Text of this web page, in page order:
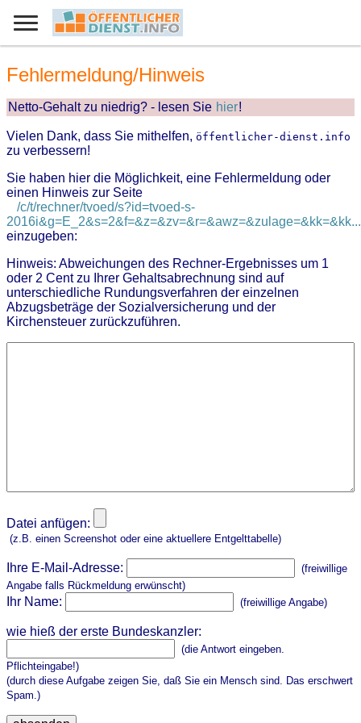
Fehlermeldung/Hinweis
Netto-Gehalt zu niedrig? - lesen Sie hier!
Vielen Dank, dass Sie mithelfen, öffentlicher-dienst.info
zu verbessern!
Sie haben hier die Möglichkeit, eine Fehlermeldung oder
einen Hinweis zur Seite
/c/t/rechner/tvoed/s?id=tvoed-s-
2016i&g=E_2&s=2&f=&z=&zv=&r=&awz=&zulage=&kk=&kk...
einzugeben:
Hinweis: Abweichungen des Rechner-Ergebnisses um 1
oder 2 Cent zu Ihrer Gehaltsabrechnung sind auf
unterschiedliche Rundungsverfahren der einzelnen
Abzugsbeträge der Sozialversicherung und der
Kirchensteuer zurückzuführen.
Datei anfügen:
(z.B. einen Screenshot oder eine aktuellere Entgelttabelle)
Ihre E-Mail-Adresse:
(freiwillige
Angabe falls Rückmeldung erwünscht)
Ihr Name: (freiwillige Angabe)
wie hieß der erste Bundeskanzler:
(die Antwort eingeben.
Pflichteingabe!)
(durch diese Aufgabe zeigen Sie, daß Sie ein Mensch sind. Das erschwert
Spam.)